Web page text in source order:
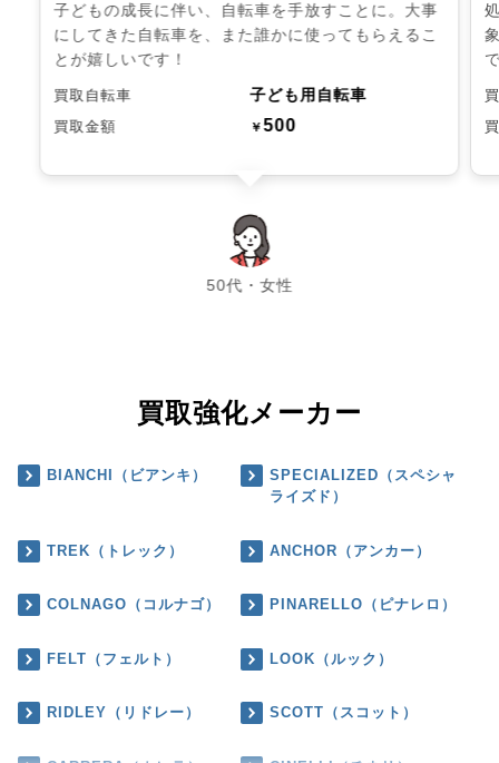
子どもの成長に伴い、自転車を手放すことに。大事
にしてきた自転車を、また誰かに使ってもらえるこ
とが嬉しいです！
買取自転車 子ども用自転車
買取金額 ￥500
50代・女性
chevron_left chevron_right
買取強化メーカー
BIANCHI（ビアンキ）
SPECIALIZED（スペシャ
ライズド）
TREK（トレック） ANCHOR（アンカー）
COLNAGO（コルナゴ） PINARELLO（ピナレロ）
FELT（フェルト） LOOK（ルック）
RIDLEY（リドレー） SCOTT（スコット）